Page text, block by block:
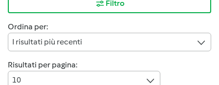
Filtro
Ordina per:
I risultati più recenti
Risultati per pagina:
10